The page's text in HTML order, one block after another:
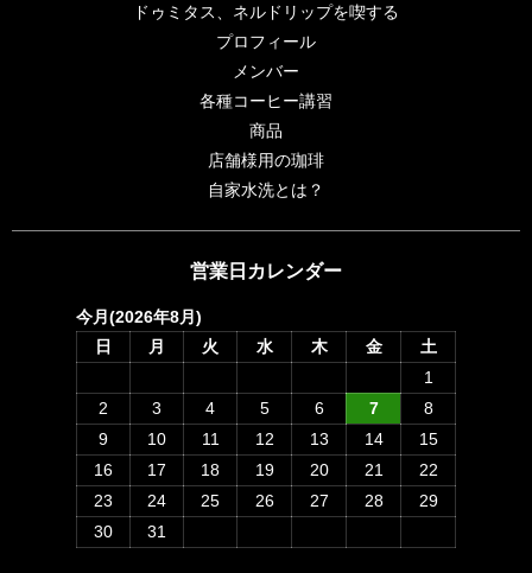
ドゥミタス、ネルドリップを喫する
プロフィール
メンバー
各種コーヒー講習
商品
店舗様用の珈琲
自家水洗とは？
営業日カレンダー
今月(2026年8月)
日
月 火 水 木 金
土
1
2
3 4 5 6 7
8
9
10 11 12 13 14
15
16
17 18 19 20 21
22
23
24 25 26 27 28
29
30
31